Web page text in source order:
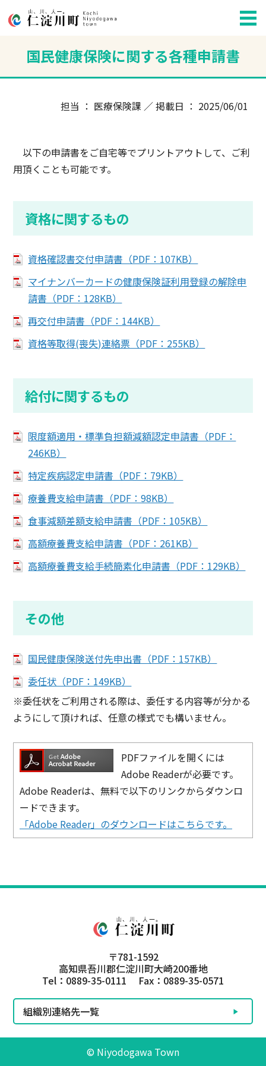
国民健康保険に関する各種申請書
担当 ： 医療保険課 ／ 掲載日 ： 2025/06/01
以下の申請書をご自宅等でプリントアウトして、ご利
用頂くことも可能です。
資格に関するもの
資格確認書交付申請書（PDF：107KB）
マイナンバーカードの健康保険証利用登録の解除申
請書（PDF：128KB）
再交付申請書（PDF：144KB）
資格等取得(喪失)連絡票（PDF：255KB）
給付に関するもの
限度額適用・標準負担額減額認定申請書（PDF：
246KB）
特定疾病認定申請書（PDF：79KB）
療養費支給申請書（PDF：98KB）
食事減額差額支給申請書（PDF：105KB）
高額療養費支給申請書（PDF：261KB）
高額療養費支給手続簡素化申請書（PDF：129KB）
その他
国民健康保険送付先申出書（PDF：157KB）
委任状（PDF：149KB）
※委任状をご利用される際は、委任する内容等が分かる
ようにして頂ければ、任意の様式でも構いません。
PDFファイルを開くには
Adobe Readerが必要です。
Adobe Readerは、無料で以下のリンクからダウンロ
ードできます。
「Adobe Reader」のダウンロードはこちらです。
〒781-1592
高知県吾川郡仁淀川町大崎200番地
Tel：0889-35-0111 Fax：0889-35-0571
組織別連絡先一覧
© Niyodogawa Town